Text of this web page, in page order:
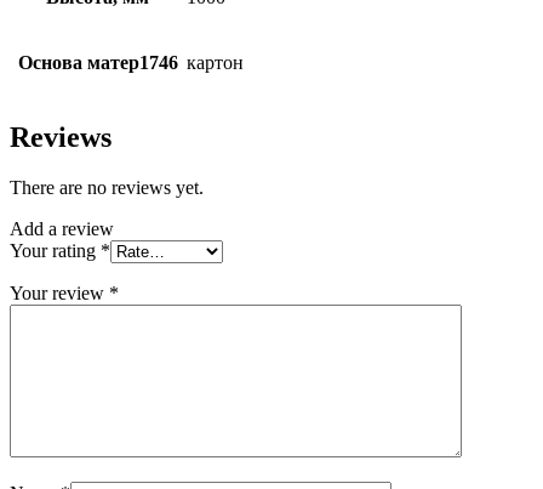
Основа матер1746 картон
Reviews
There are no reviews yet.
Add a review
Your rating *
Your review *